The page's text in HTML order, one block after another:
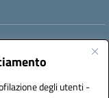
degli utenti -